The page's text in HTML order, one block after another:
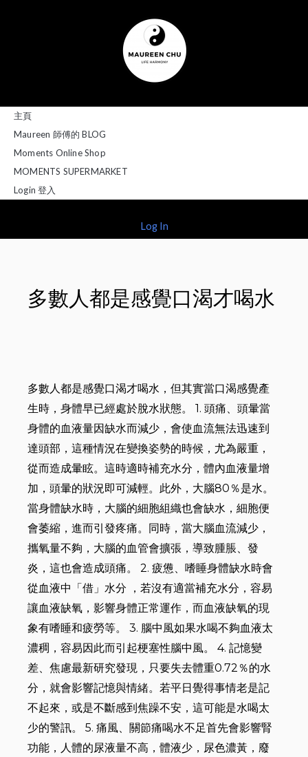
主頁
Maureen 師傅的 BLOG
Moments Online Shop
MOMENTS SUPERMARKET
Login 登入
Log In
多數人都是感覺口渴才喝水
多數人都是感覺口渴才喝水，但其實當口渴感覺產
生時，身體早已經處於脫水狀態。 1. 頭痛、頭暈當
身體的血液量因缺水而減少，會使血流無法迅速到
達頭部，這種情況在變換姿勢的時候，尤為嚴重，
從而造成暈眩。這時適時補充水分，體內血液量增
加，頭暈的狀況即可減輕。此外，大腦80％是水。
當身體缺水時，大腦的細胞組織也會缺水，細胞便
會萎縮，進而引發疼痛。同時，當大腦血流減少，
攜氧量不夠，大腦的血管會擴張，導致腫脹、發
炎，這也會造成頭痛。 2. 疲憊、嗜睡身體缺水時會
從血液中「借」水分 ，若沒有適當補充水分，容易
讓血液缺氧，影響身體正常運作，而血液缺氧的現
象有嗜睡和疲勞等。 3. 腦中風如果水喝不夠血液太
濃稠，容易因此而引起梗塞性腦中風。 4. 記憶變
差、焦慮最新研究發現，只要失去體重0.72％的水
分，就會影響記憶與情緒。若平日覺得事情老是記
不起來，或是不斷感到焦躁不安，這可能是水喝太
少的警訊。 5. 痛風、關節痛喝水不足首先會影響腎
功能，人體的尿液量不高，體液少，尿色濃黃，廢